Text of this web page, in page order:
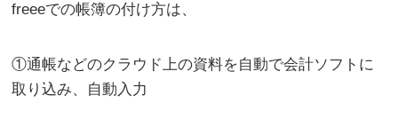
freeeでの帳簿の付け方は、
①通帳などのクラウド上の資料を自動で会計ソフトに
取り込み、自動入力